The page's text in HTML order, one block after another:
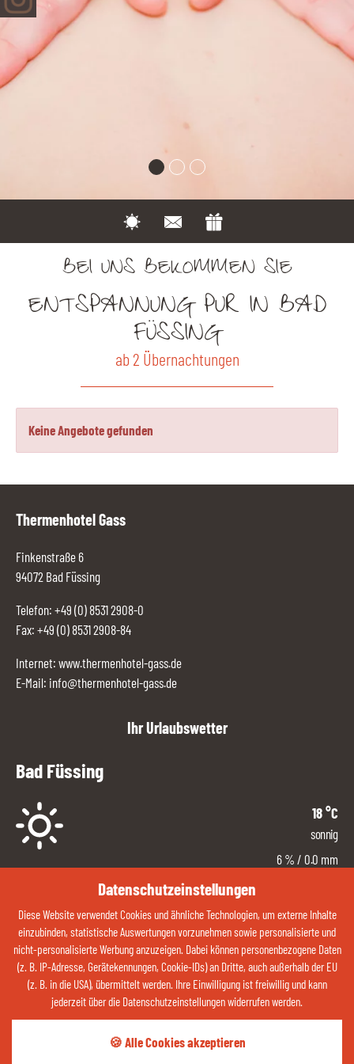
Datenschutzeinstellungen
Diese Website verwendet Cookies und ähnliche Technologien, um externe Inhalte
einzubinden, statistische Auswertungen vorzunehmen sowie personalisierte und
nicht-personalisierte Werbung anzuzeigen. Dabei können personenbezogene Daten
(z. B. IP-Adresse, Gerätekennungen, Cookie-IDs) an Dritte, auch außerhalb der EU
(z. B. in die USA), übermittelt werden. Ihre Einwilligung ist freiwillig und kann
jederzeit über die Datenschutzeinstellungen widerrufen werden.
🍪 Alle Cookies akzeptieren
BEI UNS BEKOMMEN SIE
ENTSPANNUNG PUR IN BAD
FÜSSING
ab 2 Übernachtungen
Keine Angebote gefunden
Thermenhotel Gass
Finkenstraße 6
94072 Bad Füssing
Telefon: +49 (0) 8531 2908-0
Fax: +49 (0) 8531 2908-84
Internet: www.thermenhotel-gass.de
E-Mail: info@thermenhotel-gass.de
Ihr Urlaubswetter
Bad Füssing
18°C
sonnig
6 % / 0.0 mm
5 %
ZUM WETTER
Kontaktieren Sie uns jetzt über Whatsapp:
QR-CODE ÖFFNEN